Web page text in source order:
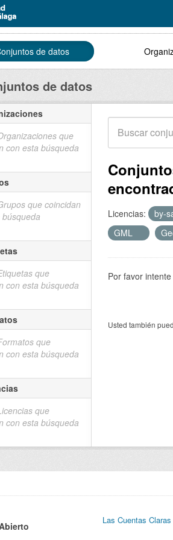
de datos
de datos
Licencias: by-
GML
Por favor
Usted también
que
con esta búsqueda
que coincidan
que
con esta búsqueda
que
con esta búsqueda
que
con esta búsqueda
Las Cuentas Claras